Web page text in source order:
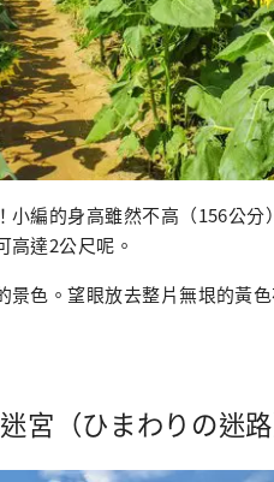
小編的身高雖然不高（156公
高達2公尺呢。
景色。望眼放去整片無垠的黃
宮（ひまわりの迷路